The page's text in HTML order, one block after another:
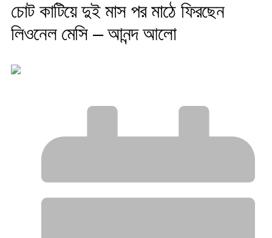
চোট কাটিয়ে দুই মাস পর মাঠে ফিরছেন
লিওনেল মেসি – আনন্দ আলো